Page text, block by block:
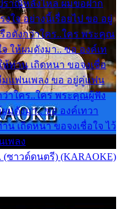
ราณีหลั่งไหล ผมขอฝาก
งใจ อย่างนี้เรื่อยไป ขอ อยู่
อดังกว่าใคร..ใคร พระคุณ
ให้ผมดังมา.. ขอ องค์เท
ท่าน เถิดหนา ขอจงเชื่อ
มแฟนเพลง ขอ อยู่คู่แฟน
ว่าใคร..ใคร พระคุณผู้ฟัง
มดังมา.. ขอ องค์เทวา
เถิดหนา ขอจงเชื่อใจ ไว้
เพลง
(ซาวด์ดนตรี) (KARAOKE)